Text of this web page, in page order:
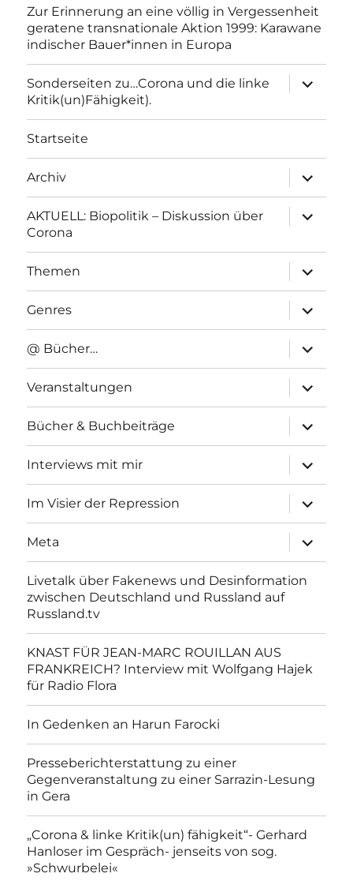
Zur Erinnerung an eine völlig in Vergessenheit
geratene transnationale Aktion 1999: Karawane
indischer Bauer*innen in Europa
Sonderseiten zu…Corona und die linke
Kritik(un)Fähigkeit).
anzeigen
Startseite
Archiv
anzeigen
AKTUELL: Biopolitik – Diskussion über
Corona
anzeigen
Themen
anzeigen
Genres
anzeigen
@ Bücher…
anzeigen
Veranstaltungen
anzeigen
Bücher & Buchbeiträge
anzeigen
Interviews mit mir
anzeigen
Im Visier der Repression
anzeigen
Meta
anzeigen
Livetalk über Fakenews und Desinformation
zwischen Deutschland und Russland auf
Russland.tv
KNAST FÜR JEAN-MARC ROUILLAN AUS
FRANKREICH? Interview mit Wolfgang Hajek
für Radio Flora
In Gedenken an Harun Farocki
Presseberichterstattung zu einer
Gegenveranstaltung zu einer Sarrazin-Lesung
in Gera
„Corona & linke Kritik(un) fähigkeit“- Gerhard
Hanloser im Gespräch- jenseits von sog.
»Schwurbelei«